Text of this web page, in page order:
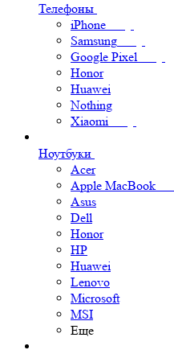
Телефоны
iPhone
Samsung
Google Pixel
Honor
Huawei
Nothing
Xiaomi
Ноутбуки
Acer
Apple MacBook
Asus
Dell
Honor
HP
Huawei
Lenovo
Microsoft
MSI
Еще